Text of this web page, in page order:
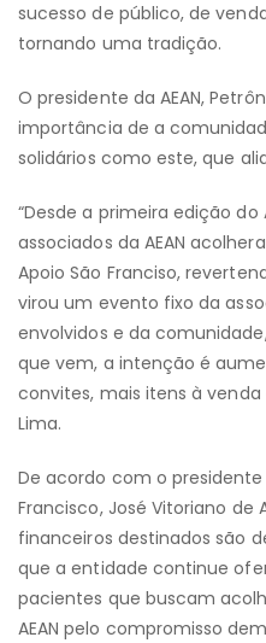
sucesso de público, de
tornando uma tradição.
O presidente da AEAN,
importância de a
solidários como este, que
“Desde a primeira edição do
associados da AEAN
Apoio São Franciso,
virou um evento fixo da
envolvidos e da
que vem, a intenção é
convites, mais itens à
Lima.
De acordo com o presidente
Francisco, José Vitoriano de
financeiros destinados são
que a entidade continue
pacientes que buscam
AEAN pelo compromisso